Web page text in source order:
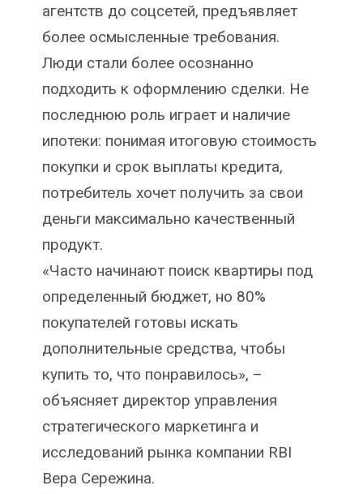
агентств до соцсетей, предъявляет
более осмысленные требования.
Люди стали более осознанно
подходить к оформлению сделки. Не
последнюю роль играет и наличие
ипотеки: понимая итоговую стоимость
покупки и срок выплаты кредита,
потребитель хочет получить за свои
деньги максимально качественный
продукт.
«Часто начинают поиск квартиры под
определенный бюджет, но 80%
покупателей готовы искать
дополнительные средства, чтобы
купить то, что понравилось», –
объясняет директор управления
стратегического маркетинга и
исследований рынка компании RBI
Вера Сережина.